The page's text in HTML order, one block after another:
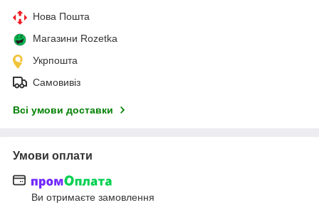
Нова Пошта
Магазини Rozetka
Укрпошта
Самовивіз
Всі умови доставки
Умови оплати
Ви отримаєте замовлення